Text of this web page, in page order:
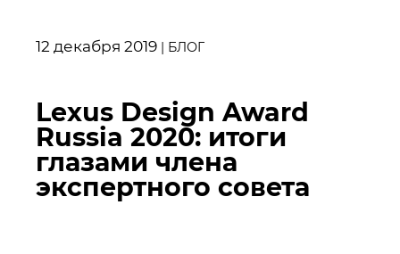
12 декабря 2019 | БЛОГ
Lexus Design Award
Russia 2020: итоги
глазами члена
экспертного совета